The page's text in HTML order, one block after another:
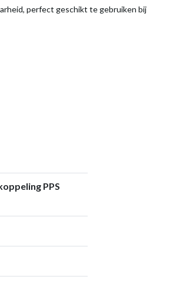
perfect geschikt te gebruiken bij
PPS